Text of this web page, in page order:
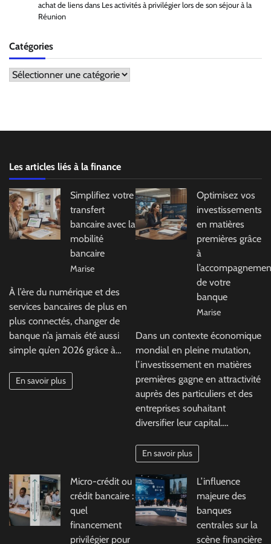
achat de liens dans Les activités à privilégier lors de son séjour à la
Réunion
Catégories
Catégories
Les articles liés à la finance
Simplifiez votre
transfert
bancaire avec la
mobilité
bancaire
Marise
À l’ère du numérique et des
services bancaires de plus en
plus connectés, changer de
banque n’a jamais été aussi
simple qu’en 2026 grâce à…
En savoir plus
Optimisez vos
investissements
en matières
premières grâce
à
de votre
banque
Marise
Dans un contexte économique
mondial en pleine mutation,
l’investissement en matières
premières gagne en attractivité
auprès des particuliers et des
entreprises souhaitant
diversifier leur capital.…
En savoir plus
Micro-crédit ou
crédit bancaire :
quel
financement
privilégier pour
L’influence
majeure des
banques
centrales sur la
scène financière